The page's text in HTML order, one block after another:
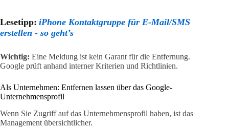
Lesetipp: iPhone Kontaktgruppe für E-Mail/SMS
erstellen - so geht’s
Wichtig: Eine Meldung ist kein Garant für die Entfernung.
Google prüft anhand interner Kriterien und Richtlinien.
Als Unternehmen: Entfernen lassen über das Google-
Unternehmensprofil
Wenn Sie Zugriff auf das Unternehmensprofil haben, ist das
Management übersichtlicher.